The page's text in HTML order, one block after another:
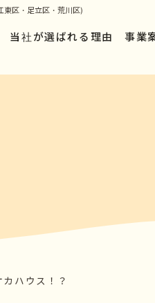
東区・足立区・荒川区)
当社が選ばれる理由 事業
ハウス！？